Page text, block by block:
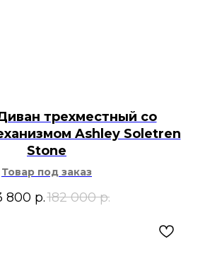
трехместный со
Ashley Soletren
Stone
Товар под заказ
800 р.182 000 р.